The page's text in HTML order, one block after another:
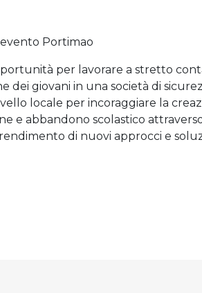
per lavorare a stretto
dei giovani in una società di
locale per incoraggiare la
e abbandono scolastico
di nuovi approcci e